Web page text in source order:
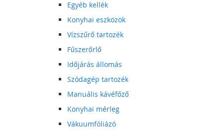
Egyéb kellék
Konyhai eszközök
Vízszűrő tartozék
Fűszerőrlő
Időjárás állomás
Szódagép tartozék
Manuális kávéfőző
Konyhai mérleg
Vákuumfóliázó